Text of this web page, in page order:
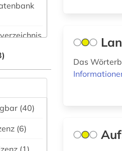
(0)
(0)
(1)
(2)
(1)
(1)
(1)
(1)
(40)
(6)
Das